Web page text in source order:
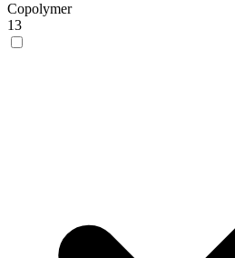
Copolymer
13